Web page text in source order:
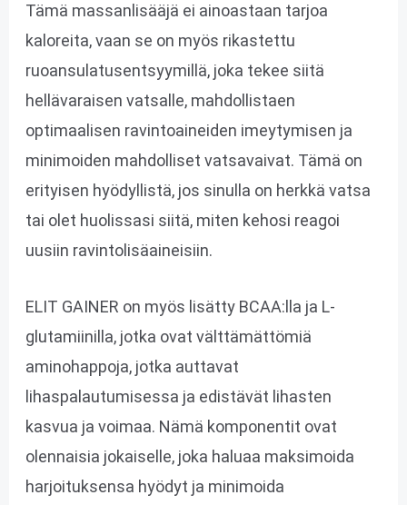
Tämä massanlisääjä ei ainoastaan tarjoa
kaloreita, vaan se on myös rikastettu
ruoansulatusentsyymillä, joka tekee siitä
hellävaraisen vatsalle, mahdollistaen
optimaalisen ravintoaineiden imeytymisen ja
minimoiden mahdolliset vatsavaivat. Tämä on
erityisen hyödyllistä, jos sinulla on herkkä vatsa
tai olet huolissasi siitä, miten kehosi reagoi
uusiin ravintolisäaineisiin.
ELIT GAINER on myös lisätty BCAA:lla ja L-
glutamiinilla, jotka ovat välttämättömiä
aminohappoja, jotka auttavat
lihaspalautumisessa ja edistävät lihasten
kasvua ja voimaa. Nämä komponentit ovat
olennaisia jokaiselle, joka haluaa maksimoida
harjoituksensa hyödyt ja minimoida